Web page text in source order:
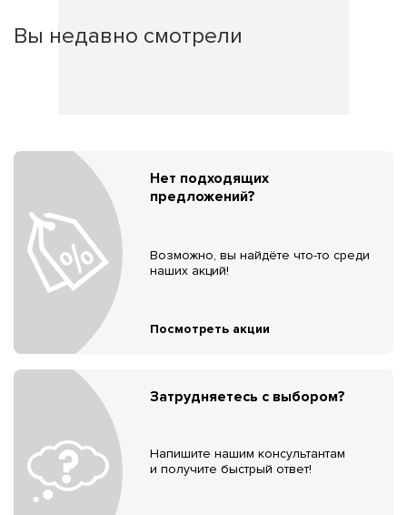
Вы недавно смотрели
Нет подходящих
предложений?
Возможно, вы найдёте что-то среди
наших акций!
Посмотреть акции
Затрудняетесь с выбором?
Напишите нашим консультантам
и получите быстрый ответ!